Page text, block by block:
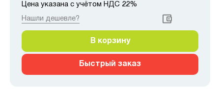
Цена указана с учётом НДС 22%
Нашли дешевле?
В корзину
Быстрый заказ